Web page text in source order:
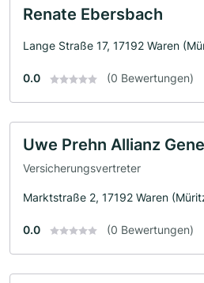
Renate Ebersbach
Lange Straße 17, 17192 Waren
0.0 (0 Bewertungen)
Uwe Prehn Allianz
Versicherungsvertreter
Marktstraße 2, 17192 Waren
0.0 (0 Bewertungen)